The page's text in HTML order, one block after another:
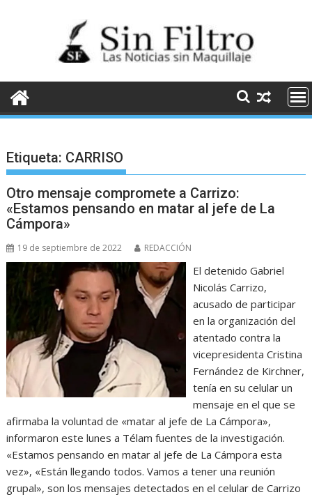
Etiqueta: CARRISO
Otro mensaje compromete a Carrizo:
«Estamos pensando en matar al jefe de La
Cámpora»
19 de septiembre de 2022 REDACCIÓN
El detenido Gabriel
Nicolás Carrizo,
acusado de participar
en la organización del
atentado contra la
vicepresidenta Cristina
Fernández de Kirchner,
tenía en su celular un
mensaje en el que se
afirmaba la voluntad de «matar al jefe de La Cámpora»,
informaron este lunes a Télam fuentes de la investigación.
«Estamos pensando en matar al jefe de La Cámpora esta
vez», «Están llegando todos. Vamos a tener una reunión
grupal», son los mensajes detectados en el celular de Carrizo